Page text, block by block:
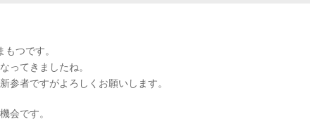
つです。
ってきましたね。
参者ですがよろしくお願いします。
会です。